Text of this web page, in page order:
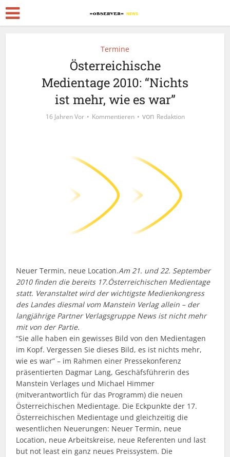
Termine
Österreichische
Medientage 2010: “Nichts
ist mehr, wie es war”
16 Jahren Vor Kommentieren von Redaktion
Neuer Termin, neue Location.Am 21. und 22. September
2010 finden die bereits 17.Österreichischen Medientage
statt. Veranstaltet wird der wichtigste Medienkongress
des Landes diesmal vom Manstein Verlag allein – der
langjährige Partner Verlagsgruppe News ist nicht mehr
mit von der Partie.
“Sie alle haben ein gewisses Bild von den Medientagen
im Kopf. Vergessen Sie dieses Bild, es ist nichts mehr,
wie es war” – im Rahmen einer Pressekonferenz
präsentierten Dagmar Lang, Geschäfsführerin des
Manstein Verlages und Michael Himmer
(mitverantwortlich für das Programm) die neuen
Österreichischen Medientage. Die Eckpunkte der 17.
Österreichischen Medientage und gleichzeitig die
wesentlichen Neuerungen: Neuer Termin, neue
Location, neue Arbeitskreise, neue Referenten und last
but not least ein ganz neues Preissystem. Die